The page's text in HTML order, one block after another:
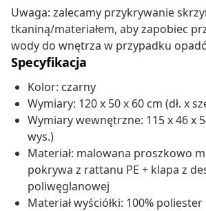
Uwaga: zalecamy przykrywanie
tkaniną/materiałem, aby zapobiec
wody do wnętrza w przypadku
Specyfikacja
Kolor: czarny
Wymiary: 120 x 50 x 60 cm (dł. x
Wymiary wewnętrzne: 115 x 46 x
wys.)
Materiał: malowana proszkowo
pokrywa z rattanu PE + klapa z
poliwęglanowej
Materiał wyściółki: 100% poliester